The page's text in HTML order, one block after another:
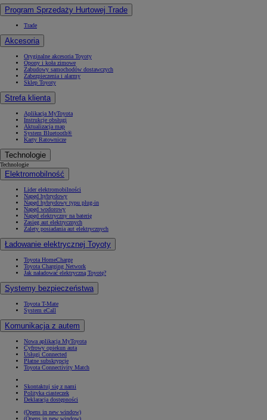
Program Sprzedaży Hurtowej Trade
Trade
Akcesoria
Oryginalne akcesoria Toyoty
Opony i koła zimowe
Zabudowy samochodów dostawczych
Zabezpieczenia i alarmy
Sklep Toyoty
Strefa klienta
Aplikacja MyToyota
Instrukcje obsługi
Aktualizacja map
System Bluetooth®
Karty Ratownicze
Technologie
Technologie
Elektromobilność
Lider elektromobilności
Napęd hybrydowy
Napęd hybrydowy typu plug-in
Napęd wodorowy
Napęd elektryczny na baterię
Zasięg aut elektrycznych
Zalety posiadania aut elektrycznych
Ładowanie elektrycznej Toyoty
Toyota HomeCharge
Toyota Charging Network
Jak naładować elektryczną Toyotę?
Systemy bezpieczeństwa
Toyota T-Mate
System eCall
Komunikacja z autem
Nowa aplikacja MyToyota
Cyfrowy opiekun auta
Usługi Connected
Płatne subskrypcje
Toyota Connectivity Match
Skontaktuj się z nami
Polityka ciasteczek
Deklaracja dostępności
(Opens in new window)
(Opens in new window)